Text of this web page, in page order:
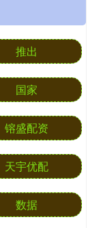
推出
国家
镕盛配资
天宇优配
数据